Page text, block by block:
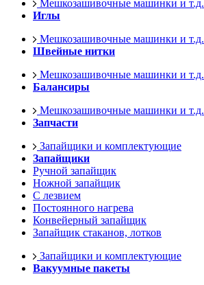
Мешкозашивочные машинки и т.д.
Иглы
Мешкозашивочные машинки и т.д.
Швейные нитки
Мешкозашивочные машинки и т.д.
Балансиры
Мешкозашивочные машинки и т.д.
Запчасти
Запайщики и комплектующие
Запайщики
Ручной запайщик
Ножной запайщик
С лезвием
Постоянного нагрева
Конвейерный запайщик
Запайщик стаканов, лотков
Запайщики и комплектующие
Вакуумные пакеты